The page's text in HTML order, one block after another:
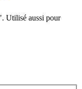
Utilisé aussi pour